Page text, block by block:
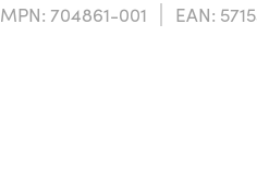
MPN: 704861-001 EAN: